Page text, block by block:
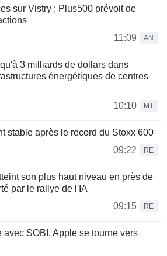
sur Vistry ; Plus500 prévoit de
11:09
AN
3 milliards de dollars dans
énergétiques de centres
10:10
MT
stable après le record du Stoxx 600
09:22
RE
son plus haut niveau en près de
par le rallye de l'IA
09:15
RE
avec SOBI, Apple se tourne vers